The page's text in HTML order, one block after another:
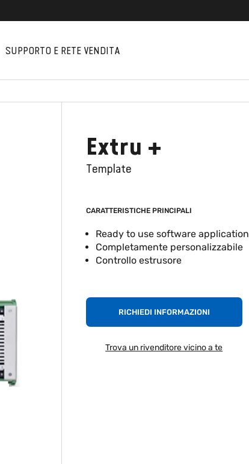
SUPPORTO E RETE VENDITA
Extru +
Template
CARATTERISTICHE PRINCIPALI
Ready to use software application
Completamente personalizzabile
Controllo estrusore
RICHIEDI INFORMAZIONI
Trova un rivenditore vicino a te